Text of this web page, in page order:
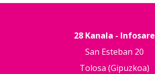
28 Kanala - Infosare
San Esteban 20
Tolosa (Gipuzkoa)